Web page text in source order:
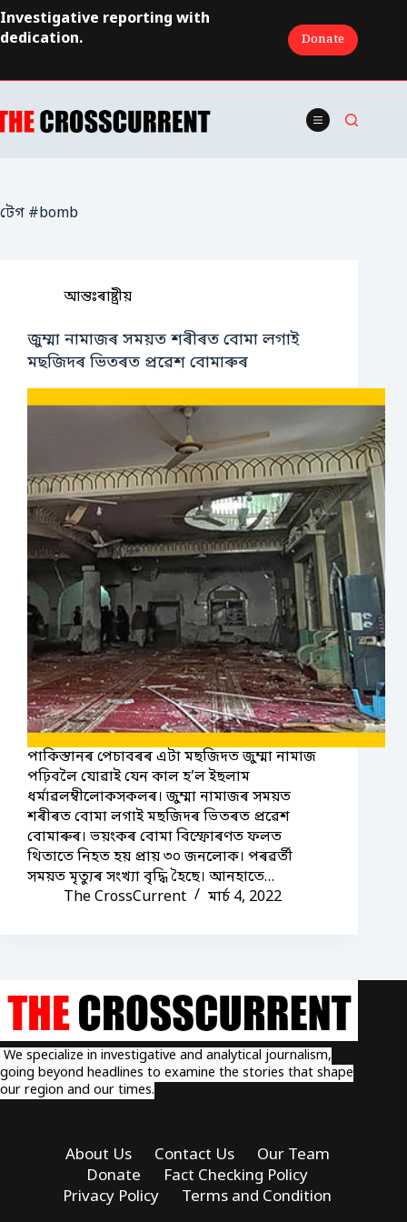
Skip
to
content
Investigative reporting with
dedication.
Donate
টেগ #bomb
আন্তঃৰাষ্ট্ৰীয়
জুম্মা নামাজৰ সময়ত শৰীৰত বোমা লগাই
মছজিদৰ ভিতৰত প্ৰৱেশ বোমাৰুৰ
পাকিস্তানৰ পেচাবৰৰ এটা মছজিদত জুম্মা নামাজ
পঢ়িবলৈ যোৱাই যেন কাল হ’ল ইছলাম
ধৰ্মাৱলম্বীলোকসকলৰ। জুম্মা নামাজৰ সময়ত
শৰীৰত বোমা লগাই মছজিদৰ ভিতৰত প্ৰৱেশ
বোমাৰুৰ। ভয়ংকৰ বোমা বিস্ফোৰণত ফলত
থিতাতে নিহত হয় প্ৰায় ৩০ জনলোক। পৰৱৰ্তী
সময়ত মৃত্যুৰ সংখ্যা বৃদ্ধি হৈছে। আনহাতে…
The CrossCurrent
মাৰ্চ 4, 2022
We specialize in investigative and analytical journalism,
going beyond headlines to examine the stories that shape
our region and our times.
About Us Contact Us
Our Team
Donate
Fact Checking Policy
Privacy Policy
Terms and Condition